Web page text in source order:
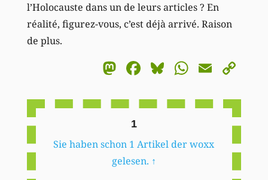
l’Holocauste dans un de leurs articles ? En
réalité, figurez-vous, c’est déjà arrivé. Raison
de plus.
Mastodon
Facebook
BlueskyEmail
1
Sie haben schon 1 Artikel der woxx
gelesen. ↑